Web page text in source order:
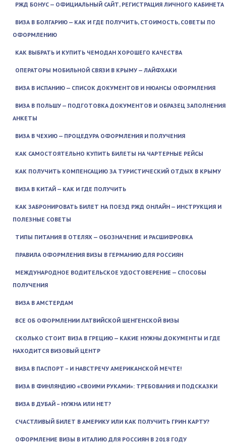
РЖД БОНУС — ОФИЦИАЛЬНЫЙ САЙТ, РЕГИСТРАЦИЯ ЛИЧНОГО КАБИНЕТА
ВИЗА В БОЛГАРИЮ — КАК И ГДЕ ПОЛУЧИТЬ, СТОИМОСТЬ, СОВЕТЫ ПО
ОФОРМЛЕНИЮ
КАК ВЫБРАТЬ И КУПИТЬ ЧЕМОДАН ХОРОШЕГО КАЧЕСТВА
ОПЕРАТОРЫ МОБИЛЬНОЙ СВЯЗИ В КРЫМУ — ЛАЙФХАКИ
ВИЗА В ИСПАНИЮ — СПИСОК ДОКУМЕНТОВ И НЮАНСЫ ОФОРМЛЕНИЯ
ВИЗА В ПОЛЬШУ — ПОДГОТОВКА ДОКУМЕНТОВ И ОБРАЗЕЦ ЗАПОЛНЕНИЯ
АНКЕТЫ
ВИЗА В ЧЕХИЮ — ПРОЦЕДУРА ОФОРМЛЕНИЯ И ПОЛУЧЕНИЯ
КАК САМОСТОЯТЕЛЬНО КУПИТЬ БИЛЕТЫ НА ЧАРТЕРНЫЕ РЕЙСЫ
КАК ПОЛУЧИТЬ КОМПЕНСАЦИЮ ЗА ТУРИСТИЧЕСКИЙ ОТДЫХ В КРЫМУ
ВИЗА В КИТАЙ — КАК И ГДЕ ПОЛУЧИТЬ
КАК ЗАБРОНИРОВАТЬ БИЛЕТ НА ПОЕЗД РЖД ОНЛАЙН — ИНСТРУКЦИЯ И
ПОЛЕЗНЫЕ СОВЕТЫ
ТИПЫ ПИТАНИЯ В ОТЕЛЯХ — ОБОЗНАЧЕНИЕ И РАСШИФРОВКА
ПРАВИЛА ОФОРМЛЕНИЯ ВИЗЫ В ГЕРМАНИЮ ДЛЯ РОССИЯН
МЕЖДУНАРОДНОЕ ВОДИТЕЛЬСКОЕ УДОСТОВЕРЕНИЕ — СПОСОБЫ
ПОЛУЧЕНИЯ
ВИЗА В АМСТЕРДАМ
ВСЕ ОБ ОФОРМЛЕНИИ ЛАТВИЙСКОЙ ШЕНГЕНСКОЙ ВИЗЫ
CКОЛЬКО СТОИТ ВИЗА В ГРЕЦИЮ — КАКИЕ НУЖНЫ ДОКУМЕНТЫ И ГДЕ
НАХОДИТСЯ ВИЗОВЫЙ ЦЕНТР
ВИЗА В ПАСПОРТ – И НАВСТРЕЧУ АМЕРИКАНСКОЙ МЕЧТЕ!
ВИЗА В ФИНЛЯНДИЮ «СВОИМИ РУКАМИ»: ТРЕБОВАНИЯ И ПОДСКАЗКИ
ВИЗА В ДУБАЙ – НУЖНА ИЛИ НЕТ?
СЧАСТЛИВЫЙ БИЛЕТ В АМЕРИКУ ИЛИ КАК ПОЛУЧИТЬ ГРИН КАРТУ?
ОФОРМЛЕНИЕ ВИЗЫ В ИТАЛИЮ ДЛЯ РОССИЯН В 2018 ГОДУ